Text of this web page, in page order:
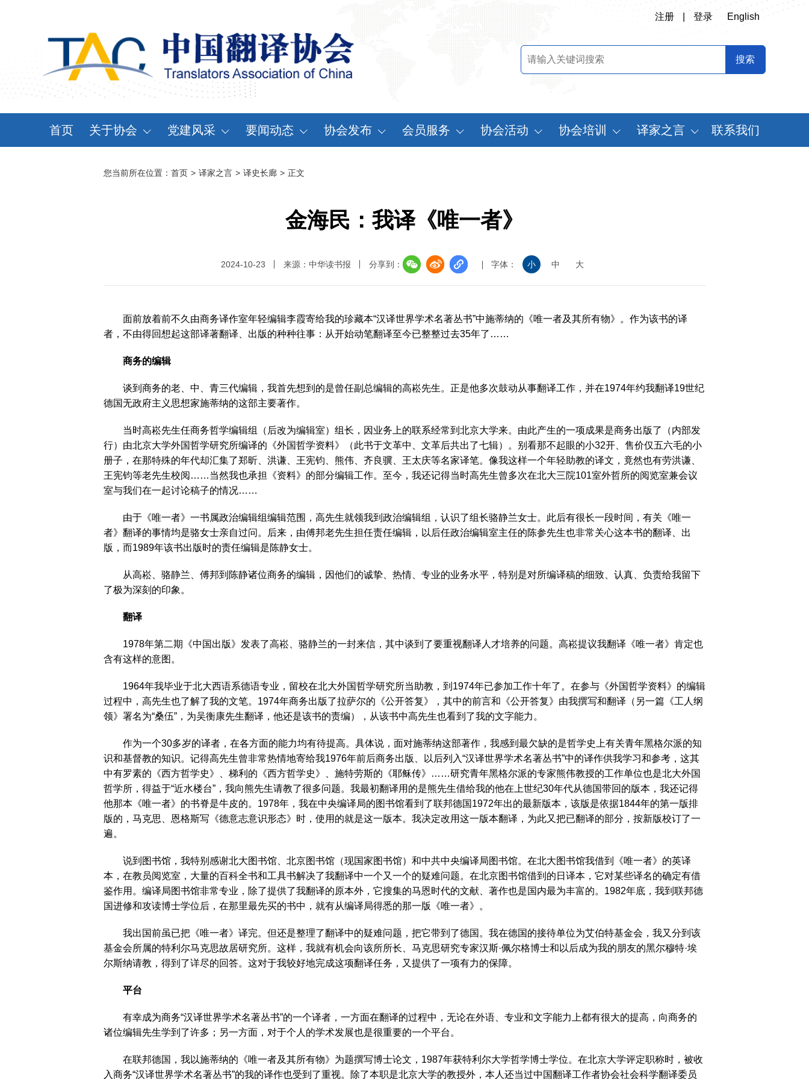
注册 登录 English
首页 关于协会
历届会员代表大会
编
党建风采 要闻动态
会员动态
协会发布
认证服务
会员服务
缴费说明
协会活动
亚太翻译论坛
翻译中国·拥抱世
全国口译大赛
全国翻译技术大赛
协会培训 译家之言 联系我们
您当前所在位置： 首页 > 译家之言 > 译史长廊 > 正文
金海民：我译《唯一者》
2024-10-23 来源：中华读书报 分享到： 字体： 小 中 大
面前放着前不久由商务译作室年轻编辑李霞寄给我的珍藏本“汉译世界学术名著丛书”中施蒂纳的《唯一者及其所有物》。作为该书的译
者，不由得回想起这部译著翻译、出版的种种往事：从开始动笔翻译至今已整整过去35年了……
商务的编辑
谈到商务的老、中、青三代编辑，我首先想到的是曾任副总编辑的高崧先生。正是他多次鼓动从事翻译工作，并在1974年约我翻译19世纪
德国无政府主义思想家施蒂纳的这部主要著作。
当时高崧先生任商务哲学编辑组（后改为编辑室）组长，因业务上的联系经常到北京大学来。由此产生的一项成果是商务出版了（内部发
行）由北京大学外国哲学研究所编译的《外国哲学资料》（此书于文革中、文革后共出了七辑）。别看那不起眼的小32开、售价仅五六毛的小
册子，在那特殊的年代却汇集了郑昕、洪谦、王宪钧、熊伟、齐良骥、王太庆等名家译笔。像我这样一个年轻助教的译文，竟然也有劳洪谦、
王宪钧等老先生校阅……当然我也承担《资料》的部分编辑工作。至今，我还记得当时高先生曾多次在北大三院101室外哲所的阅览室兼会议
室与我们在一起讨论稿子的情况……
由于《唯一者》一书属政治编辑组编辑范围，高先生就领我到政治编辑组，认识了组长骆静兰女士。此后有很长一段时间，有关《唯一
者》翻译的事情均是骆女士亲自过问。后来，由傅邦老先生担任责任编辑，以后任政治编辑室主任的陈参先生也非常关心这本书的翻译、出
版，而1989年该书出版时的责任编辑是陈静女士。
从高崧、骆静兰、傅邦到陈静诸位商务的编辑，因他们的诚挚、热情、专业的业务水平，特别是对所编译稿的细致、认真、负责给我留下
了极为深刻的印象。
翻译
1978年第二期《中国出版》发表了高崧、骆静兰的一封来信，其中谈到了要重视翻译人才培养的问题。高崧提议我翻译《唯一者》肯定也
含有这样的意图。
1964年我毕业于北大西语系德语专业，留校在北大外国哲学研究所当助教，到1974年已参加工作十年了。在参与《外国哲学资料》的编辑
过程中，高先生也了解了我的文笔。1974年商务出版了拉萨尔的《公开答复》，其中的前言和《公开答复》由我撰写和翻译（另一篇《工人纲
领》署名为“桑伍”，为吴衡康先生翻译，他还是该书的责编），从该书中高先生也看到了我的文字能力。
作为一个30多岁的译者，在各方面的能力均有待提高。具体说，面对施蒂纳这部著作，我感到最欠缺的是哲学史上有关青年黑格尔派的知
识和基督教的知识。记得高先生曾非常热情地寄给我1976年前后商务出版、以后列入“汉译世界学术名著丛书”中的译作供我学习和参考，这其
中有罗素的《西方哲学史》、梯利的《西方哲学史》、施特劳斯的《耶稣传》……研究青年黑格尔派的专家熊伟教授的工作单位也是北大外国
哲学所，得益于“近水楼台”，我向熊先生请教了很多问题。我最初翻译用的是熊先生借给我的他在上世纪30年代从德国带回的版本，我还记得
他那本《唯一者》的书脊是牛皮的。1978年，我在中央编译局的图书馆看到了联邦德国1972年出的最新版本，该版是依据1844年的第一版排
版的，马克思、恩格斯写《德意志意识形态》时，使用的就是这一版本。我决定改用这一版本翻译，为此又把已翻译的部分，按新版校订了一
遍。
说到图书馆，我特别感谢北大图书馆、北京图书馆（现国家图书馆）和中共中央编译局图书馆。在北大图书馆我借到《唯一者》的英译
本，在教员阅览室，大量的百科全书和工具书解决了我翻译中一个又一个的疑难问题。在北京图书馆借到的日译本，它对某些译名的确定有借
鉴作用。编译局图书馆非常专业，除了提供了我翻译的原本外，它搜集的马恩时代的文献、著作也是国内最为丰富的。1982年底，我到联邦德
国进修和攻读博士学位后，在那里最先买的书中，就有从编译局得悉的那一版《唯一者》。
我出国前虽已把《唯一者》译完。但还是整理了翻译中的疑难问题，把它带到了德国。我在德国的接待单位为艾伯特基金会，我又分到该
基金会所属的特利尔马克思故居研究所。这样，我就有机会向该所所长、马克思研究专家汉斯·佩尔格博士和以后成为我的朋友的黑尔穆特·埃
尔斯纳请教，得到了详尽的回答。这对于我较好地完成这项翻译任务，又提供了一项有力的保障。
平台
有幸成为商务“汉译世界学术名著丛书”的一个译者，一方面在翻译的过程中，无论在外语、专业和文字能力上都有很大的提高，向商务的
诸位编辑先生学到了许多；另一方面，对于个人的学术发展也是很重要的一个平台。
在联邦德国，我以施蒂纳的《唯一者及其所有物》为题撰写博士论文，1987年获特利尔大学哲学博士学位。在北京大学评定职称时，被收
入商务“汉译世界学术名著丛书”的我的译作也受到了重视。除了本职是北京大学的教授外，本人还当过中国翻译工作者协会社会科学翻译委员